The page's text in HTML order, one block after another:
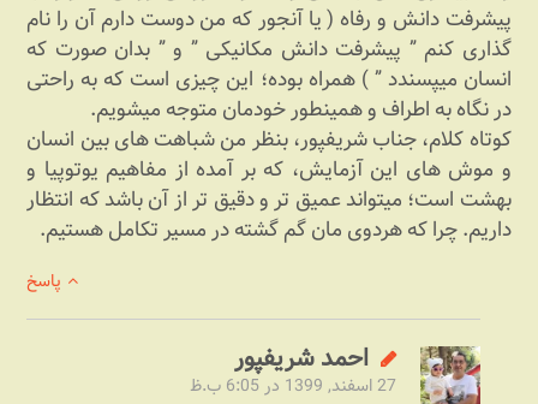
پیشرفت دانش و رفاه ( یا آنجور که من دوست دارم آن را نام
گذاری کنم ” پیشرفت دانش مکانیکی ” و ” بدان صورت که
انسان میپسندد ” ) همراه بوده؛ این چیزی است که به راحتی
در نگاه به اطراف و همینطور خودمان متوجه میشویم.
کوتاه کلام، جناب شریفپور، بنظر من شباهت های بین انسان
و موش های این آزمایش، که بر آمده از مفاهیم یوتوپیا و
بهشت است؛ میتواند عمیق تر و دقیق تر از آن باشد که انتظار
داریم. چرا که هردوی مان گم گشته در مسیر تکامل هستیم.
پاسخ
احمد شریف‎پور
27 اسفند, 1399 در 6:05 ب.ظ